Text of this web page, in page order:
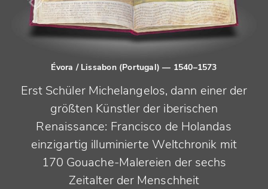
Évora / Lissabon (Portugal)— 1540–1573
Erst Schüler Michelangelos, dann einer der
größten Künstler der iberischen
Renaissance: Francisco de Holandas
einzigartig illuminierte Weltchronik mit
170 Gouache-Malereien der sechs
Zeitalter der Menschheit